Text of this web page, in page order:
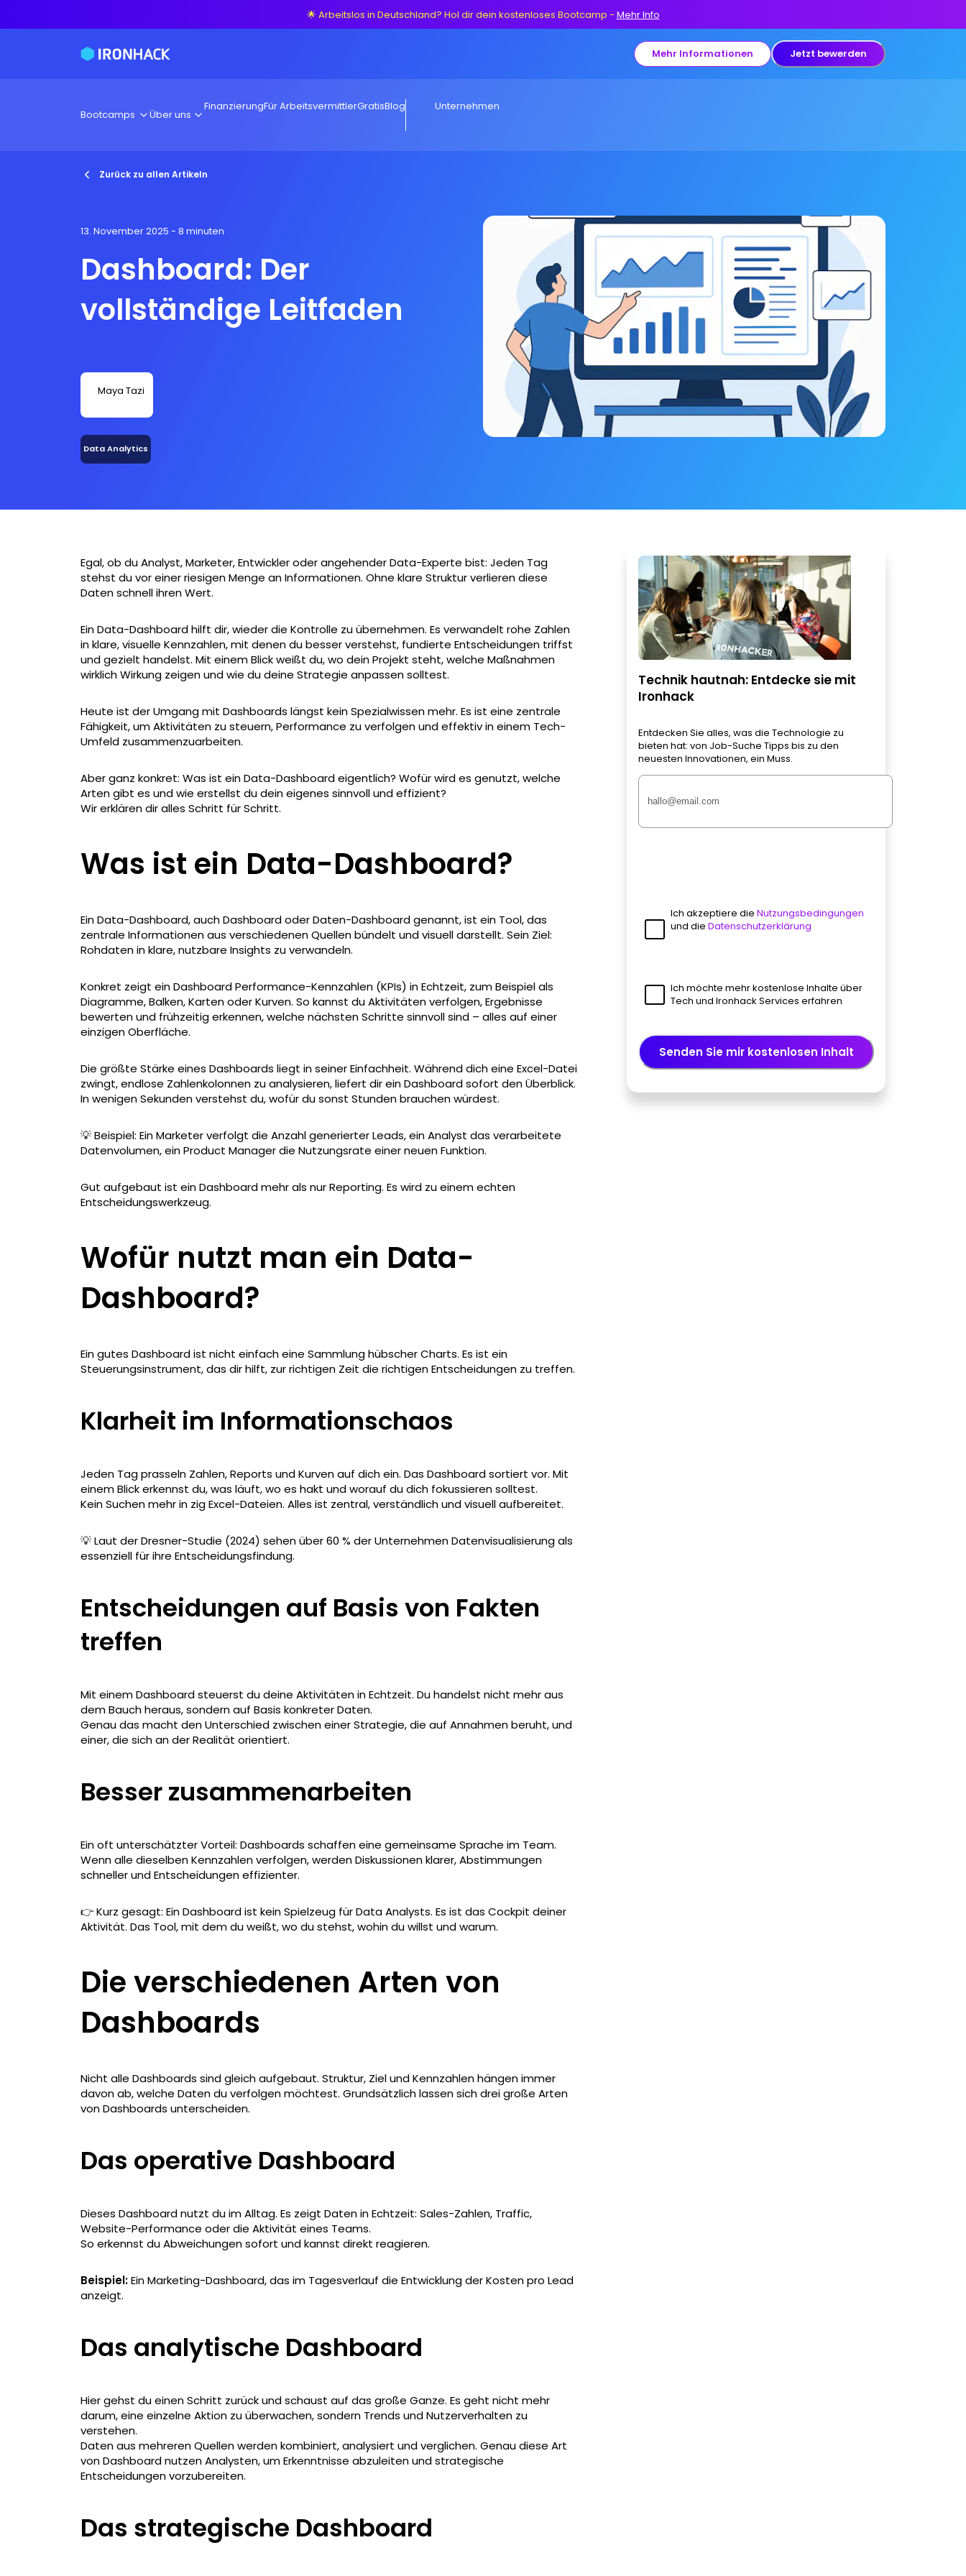
🌟 Arbeitslos in Deutschland? Hol dir dein kostenloses Bootcamp - Mehr Info
Mehr Informationen Jetzt bewerden
Bootcamps Über uns
FinanzierungFür ArbeitsvermittlerGratisBlog Unternehmen
Zurück zu allen Artikeln
13. November 2025 - 8 minuten
Dashboard: Der
vollständige Leitfaden
Maya Tazi
Data Analytics
Egal, ob du Analyst, Marketer, Entwickler oder angehender Data-Experte bist: Jeden Tag
stehst du vor einer riesigen Menge an Informationen. Ohne klare Struktur verlieren diese
Daten schnell ihren Wert.
Ein Data-Dashboard hilft dir, wieder die Kontrolle zu übernehmen. Es verwandelt rohe Zahlen
in klare, visuelle Kennzahlen, mit denen du besser verstehst, fundierte Entscheidungen triffst
und gezielt handelst. Mit einem Blick weißt du, wo dein Projekt steht, welche Maßnahmen
wirklich Wirkung zeigen und wie du deine Strategie anpassen solltest.
Heute ist der Umgang mit Dashboards längst kein Spezialwissen mehr. Es ist eine zentrale
Fähigkeit, um Aktivitäten zu steuern, Performance zu verfolgen und effektiv in einem Tech-
Umfeld zusammenzuarbeiten.
Aber ganz konkret: Was ist ein Data-Dashboard eigentlich? Wofür wird es genutzt, welche
Arten gibt es und wie erstellst du dein eigenes sinnvoll und effizient?
Wir erklären dir alles Schritt für Schritt.
Was ist ein Data-Dashboard?
Ein Data-Dashboard, auch Dashboard oder Daten-Dashboard genannt, ist ein Tool, das
zentrale Informationen aus verschiedenen Quellen bündelt und visuell darstellt. Sein Ziel:
Rohdaten in klare, nutzbare Insights zu verwandeln.
Konkret zeigt ein Dashboard Performance-Kennzahlen (KPIs) in Echtzeit, zum Beispiel als
Diagramme, Balken, Karten oder Kurven. So kannst du Aktivitäten verfolgen, Ergebnisse
bewerten und frühzeitig erkennen, welche nächsten Schritte sinnvoll sind – alles auf einer
einzigen Oberfläche.
Die größte Stärke eines Dashboards liegt in seiner Einfachheit. Während dich eine Excel-Datei
zwingt, endlose Zahlenkolonnen zu analysieren, liefert dir ein Dashboard sofort den Überblick.
In wenigen Sekunden verstehst du, wofür du sonst Stunden brauchen würdest.
💡 Beispiel: Ein Marketer verfolgt die Anzahl generierter Leads, ein Analyst das verarbeitete
Datenvolumen, ein Product Manager die Nutzungsrate einer neuen Funktion.
Gut aufgebaut ist ein Dashboard mehr als nur Reporting. Es wird zu einem echten
Entscheidungswerkzeug.
Wofür nutzt man ein Data-
Dashboard?
Ein gutes Dashboard ist nicht einfach eine Sammlung hübscher Charts. Es ist ein
Steuerungsinstrument, das dir hilft, zur richtigen Zeit die richtigen Entscheidungen zu treffen.
Klarheit im Informationschaos
Jeden Tag prasseln Zahlen, Reports und Kurven auf dich ein. Das Dashboard sortiert vor. Mit
einem Blick erkennst du, was läuft, wo es hakt und worauf du dich fokussieren solltest.
Kein Suchen mehr in zig Excel-Dateien. Alles ist zentral, verständlich und visuell aufbereitet.
💡 Laut der Dresner-Studie (2024) sehen über 60 % der Unternehmen Datenvisualisierung als
essenziell für ihre Entscheidungsfindung.
Entscheidungen auf Basis von Fakten
treffen
Mit einem Dashboard steuerst du deine Aktivitäten in Echtzeit. Du handelst nicht mehr aus
dem Bauch heraus, sondern auf Basis konkreter Daten.
Genau das macht den Unterschied zwischen einer Strategie, die auf Annahmen beruht, und
einer, die sich an der Realität orientiert.
Besser zusammenarbeiten
Ein oft unterschätzter Vorteil: Dashboards schaffen eine gemeinsame Sprache im Team.
Wenn alle dieselben Kennzahlen verfolgen, werden Diskussionen klarer, Abstimmungen
schneller und Entscheidungen effizienter.
👉 Kurz gesagt: Ein Dashboard ist kein Spielzeug für Data Analysts. Es ist das Cockpit deiner
Aktivität. Das Tool, mit dem du weißt, wo du stehst, wohin du willst und warum.
Die verschiedenen Arten von
Dashboards
Nicht alle Dashboards sind gleich aufgebaut. Struktur, Ziel und Kennzahlen hängen immer
davon ab, welche Daten du verfolgen möchtest. Grundsätzlich lassen sich drei große Arten
von Dashboards unterscheiden.
Das operative Dashboard
Dieses Dashboard nutzt du im Alltag. Es zeigt Daten in Echtzeit: Sales-Zahlen, Traffic,
Website-Performance oder die Aktivität eines Teams.
So erkennst du Abweichungen sofort und kannst direkt reagieren.
Beispiel:Ein Marketing-Dashboard, das im Tagesverlauf die Entwicklung der Kosten pro Lead
anzeigt.
Das analytische Dashboard
Hier gehst du einen Schritt zurück und schaust auf das große Ganze. Es geht nicht mehr
darum, eine einzelne Aktion zu überwachen, sondern Trends und Nutzerverhalten zu
verstehen.
Daten aus mehreren Quellen werden kombiniert, analysiert und verglichen. Genau diese Art
von Dashboard nutzen Analysten, um Erkenntnisse abzuleiten und strategische
Entscheidungen vorzubereiten.
Das strategische Dashboard
Technik hautnah: Entdecke sie mit
Ironhack
Entdecken Sie alles, was die Technologie zu
bieten hat: von Job-Suche Tipps bis zu den
neuesten Innovationen, ein Muss.
Ich akzeptiere die Nutzungsbedingungen
und die Datenschutzerklärung
Ich möchte mehr kostenlose Inhalte über
Tech und Ironhack Services erfahren
Senden Sie mir kostenlosen Inhalt